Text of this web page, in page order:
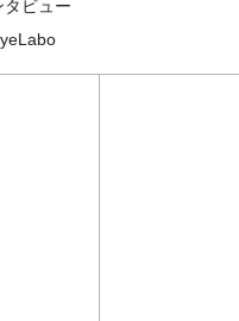
タビュー